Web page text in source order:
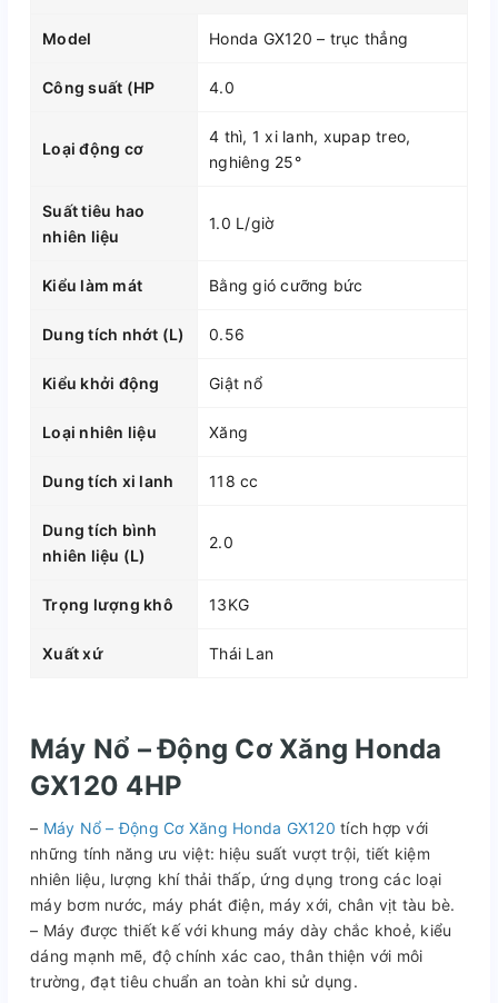
Model Honda GX120 – trục thẳng
Công suất (HP 4.0
Loại động cơ
4 thì, 1 xi lanh, xupap treo,
nghiêng 25°
Suất tiêu hao
nhiên liệu
1.0 L/giờ
Kiểu làm mát Bằng gió cưỡng bức
Dung tích nhớt (L) 0.56
Kiểu khởi động Giật nổ
Loại nhiên liệu Xăng
Dung tích xi lanh 118 cc
Dung tích bình
nhiên liệu (L)
2.0
Trọng lượng khô 13KG
Xuất xứ Thái Lan
Máy Nổ – Động Cơ Xăng Honda
GX120 4HP
– Máy Nổ – Động Cơ Xăng Honda GX120 tích hợp với
những tính năng ưu việt: hiệu suất vượt trội, tiết kiệm
nhiên liệu, lượng khí thải thấp, ứng dụng trong các loại
máy bơm nước, máy phát điện, máy xới, chân vịt tàu bè.
– Máy được thiết kế với khung máy dày chắc khoẻ, kiểu
dáng mạnh mẽ, độ chính xác cao, thân thiện với môi
trường, đạt tiêu chuẩn an toàn khi sử dụng.